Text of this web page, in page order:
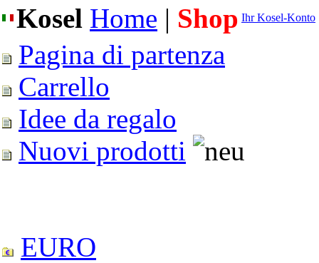
Kosel Home | Shop Ihr Kosel-Konto
Pagina di partenza
Carrello
Idee da regalo
Nuovi prodotti
EURO